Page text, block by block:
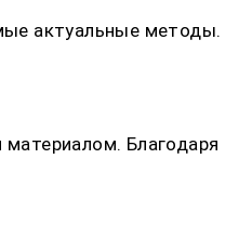
актуальные методы.
Благодаря